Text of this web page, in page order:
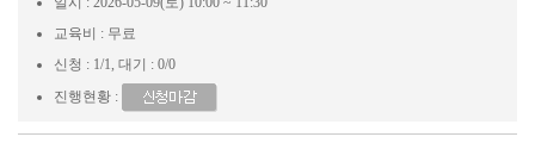
교육비 : 무료
신청 : 1/1, 대기 : 0/0
진행현황 :